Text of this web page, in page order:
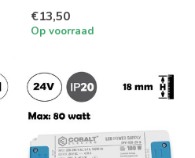
€13,50
Op voorraad